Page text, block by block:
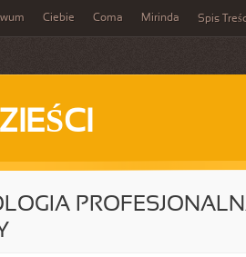
Ciebie Coma Mirinda Spis